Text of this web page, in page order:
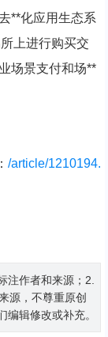
**化应用生态系
上进行购买交
场景支付和场**
/article/1210194.
注作者和来源；2.
源，不尊重原创
辑修改或补充。